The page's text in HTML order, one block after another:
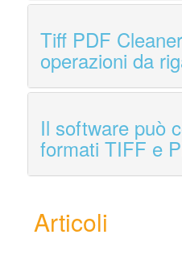
Tiff PDF
operazioni da
Il software può
formati TIFF e
Articoli